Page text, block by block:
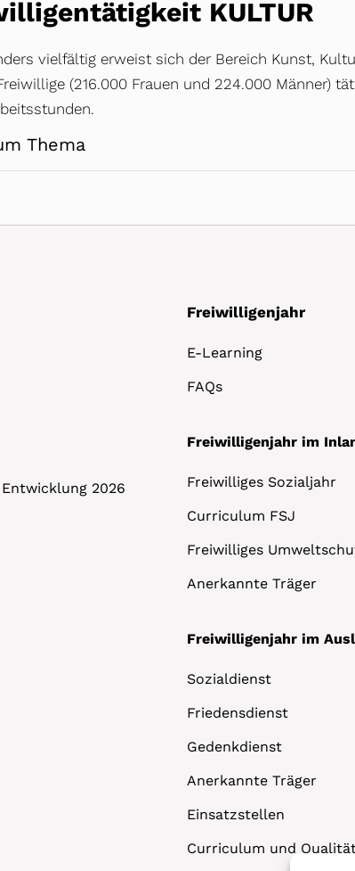
KULTUR
vielfältig erweist sich der Bereich Kunst,
(216.000 Frauen und 224.000 Männer)
Thema
2026
Freiwilligenjahr
E-Learning
FAQs
Freiwilligenjahr im
Freiwilliges Sozialjahr
Curriculum FSJ
Freiwilliges
Anerkannte Träger
Freiwilligenjahr im
Sozialdienst
Friedensdienst
Gedenkdienst
Anerkannte Träger
Einsatzstellen
Curriculum und